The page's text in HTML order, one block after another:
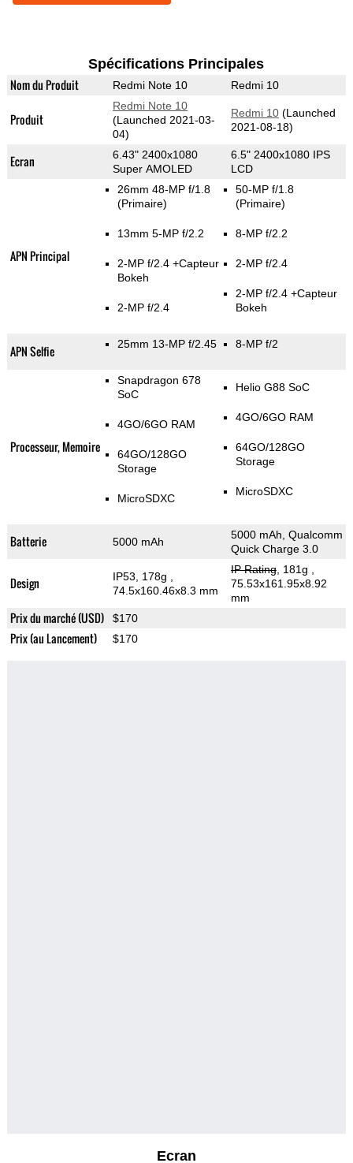
Spécifications Principales
Nom du Produit Redmi Note 10 Redmi 10
Produit
Redmi Note 10
(Launched 2021-03-
04)
Redmi 10(Launched
2021-08-18)
Ecran
6.43" 2400x1080
Super AMOLED
6.5" 2400x1080 IPS
LCD
APN Principal
26mm 48-MP f/1.8
(Primaire)
13mm 5-MP f/2.2
2-MP f/2.4 +Capteur
Bokeh
2-MP f/2.4
50-MP f/1.8
(Primaire)
8-MP f/2.2
2-MP f/2.4
2-MP f/2.4 +Capteur
Bokeh
APN Selfie 25mm 13-MP f/2.45 8-MP f/2
Processeur, Memoire
Snapdragon 678
SoC
4GO/6GO RAM
64GO/128GO
Storage
MicroSDXC
Helio G88 SoC
4GO/6GO RAM
64GO/128GO
Storage
MicroSDXC
Batterie 5000 mAh
5000 mAh, Qualcomm
Quick Charge 3.0
Design IP53, 178g
74.5x160.46x8.3 mm
IP Rating, 181g
75.53x161.95x8.92
mm
Prix du marché (USD) $170
Prix (au Lancement) $170
Ecran